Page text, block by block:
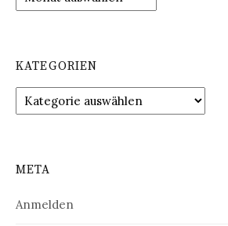
KATEGORIEN
Kategorien
META
Anmelden